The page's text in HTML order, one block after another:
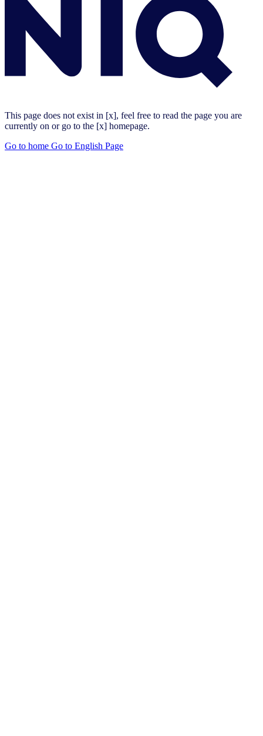
This page does not exist in [x], feel free to read the page you are
currently on or go to the [x] homepage.
Go to home Go to English Page